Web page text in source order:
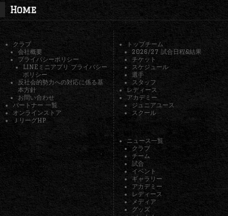
Home
クラブ
会社概要
プライバシーポリシー
LINEミニアプリ プライバシー
ポリシー
反社会的勢力への対応に係る基
本方針
お問い合わせ
パートナー 一覧
オンラインストア
ＪリーグHP
トップチーム
2026/27 試合日程&結果
チケット
スケジュール
選手
スタッフ
レディース
アカデミー
ジュニアユース
スクール
ニュース一覧
クラブ
チーム
試合
イベント
ギャラリー
アカデミー
レディース
メディア
グッズ